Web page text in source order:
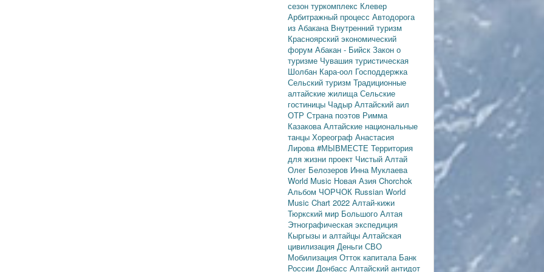
сезон туркомплекс Клевер
Арбитражный процесс Автодорога
из Абакана Внутренний туризм
Красноярский экономический
форум Абакан - Бийск Закон о
туризме Чувашия туристическая
Шолбан Кара-оол Господдержка
Сельский туризм Традиционные
алтайские жилищаСельские
гостиницы Чадыр Алтайский аил
ОТР Страна поэтов Римма
КазаковаАлтайские национальные
танцы Хореограф Анастасия
Лирова#МЫВМЕСТЕ Территория
для жизни проект Чистый Алтай
Олег Белозеров Инна Муклаева
World Music Новая Азия Chorchok
Альбом ЧОРЧОК Russian World
Music Chart 2022 Алтай-кижи
Тюркский мир Большого Алтая
Этнографическая экспедиция
Кыргызы и алтайцы Алтайская
цивилизация Деньги СВО
Мобилизация Отток капитала Банк
России Донбасс Алтайский антидот